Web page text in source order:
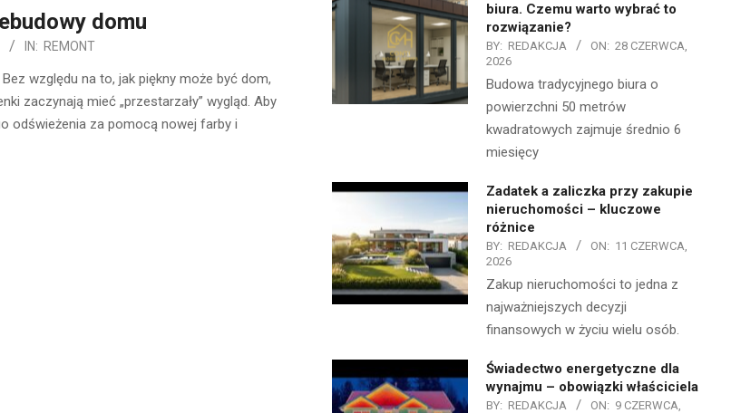
domu
IN: REMONT
względu na to, jak piękny może być dom,
zaczynają mieć „przestarzały” wygląd. Aby
odświeżenia za pomocą nowej farby i
biura. Czemu warto wybrać to
rozwiązanie?
BY: REDAKCJA ON: 28 CZERWCA,
2026
Budowa tradycyjnego biura o
powierzchni 50 metrów
kwadratowych zajmuje średnio 6
miesięcy
Zadatek a zaliczka przy zakupie
nieruchomości – kluczowe
różnice
BY: REDAKCJA ON: 11 CZERWCA,
2026
Zakup nieruchomości to jedna z
najważniejszych decyzji
finansowych w życiu wielu osób.
Świadectwo energetyczne dla
wynajmu – obowiązki właściciela
BY: REDAKCJA ON: 9 CZERWCA,